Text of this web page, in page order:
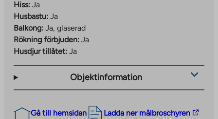
Hiss: Ja
Husbastu: Ja
Balkong: Ja, glaserad
Rökning förbjuden: Ja
Husdjur tillåtet: Ja
Objektinformation
Gå till hemsidan Ladda ner målbroschyren
The